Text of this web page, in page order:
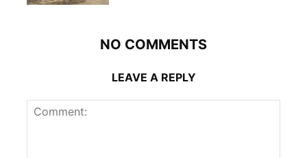
NO COMMENTS
LEAVE A REPLY